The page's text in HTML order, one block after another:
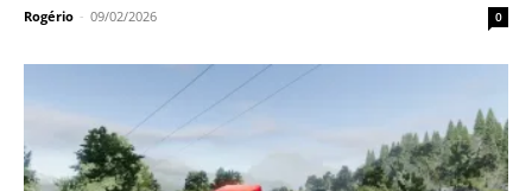
Rogério - 09/02/2026 0